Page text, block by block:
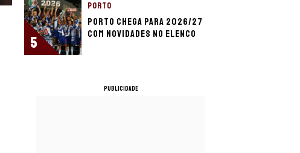
5
PORTO
Porto chega para 2026/27
com novidades no elenco
PUBLICIDADE